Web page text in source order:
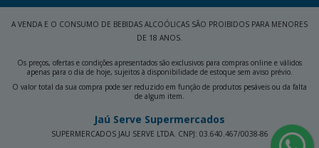
A VENDA E O CONSUMO DE BEBIDAS ALCOÓLICAS SÃO PROIBIDOS PARA MENORES
DE 18 ANOS.
Os preços, ofertas e condições apresentados são exclusivos para compras online e válidos
apenas para o dia de hoje, sujeitos à disponibilidade de estoque sem aviso prévio.
O valor total da sua compra pode ser reduzido em função de produtos pesáveis ou da falta
de algum item.
Jaú Serve Supermercados
SUPERMERCADOS JAU SERVE LTDA. CNPJ: 03.640.467/0038-86